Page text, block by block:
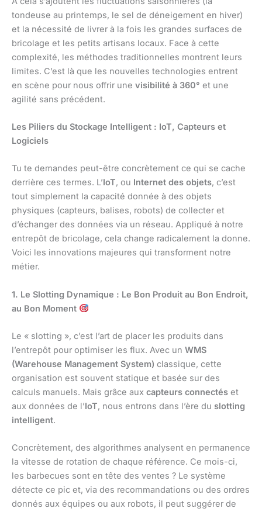
tondeuse au printemps, le sel de déneigement en hiver)
et la nécessité de livrer à la fois les grandes surfaces de
bricolage et les petits artisans locaux. Face à cette
complexité, les méthodes traditionnelles montrent leurs
limites. C’est là que les nouvelles technologies entrent
en scène pour nous offrir une visibilité à 360° et une
agilité sans précédent.
Les Piliers du Stockage Intelligent : IoT, Capteurs et
Logiciels
Tu te demandes peut-être concrètement ce qui se cache
derrière ces termes. L’IoT, ou Internet des objets, c’est
tout simplement la capacité donnée à des objets
physiques (capteurs, balises, robots) de collecter et
d’échanger des données via un réseau. Appliqué à notre
entrepôt de bricolage, cela change radicalement la donne.
Voici les innovations majeures qui transforment notre
métier.
1. Le Slotting Dynamique : Le Bon Produit au Bon Endroit,
au Bon Moment
Le « slotting », c’est l’art de placer les produits dans
l’entrepôt pour optimiser les flux. Avec un WMS
(Warehouse Management System) classique, cette
organisation est souvent statique et basée sur des
calculs manuels. Mais grâce aux capteurs connectés et
aux données de l’IoT, nous entrons dans l’ère du slotting
intelligent.
Concrètement, des algorithmes analysent en permanence
la vitesse de rotation de chaque référence. Ce mois-ci,
les barbecues sont en tête des ventes ? Le système
détecte ce pic et, via des recommandations ou des ordres
donnés aux équipes ou aux robots, il peut suggérer de